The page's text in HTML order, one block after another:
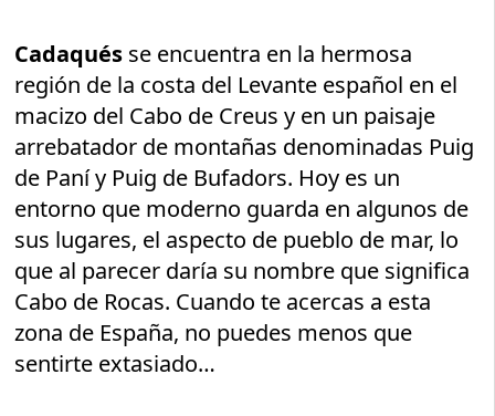
Cadaqués se encuentra en la hermosa
región de la costa del Levante español en el
macizo del Cabo de Creus y en un paisaje
arrebatador de montañas denominadas Puig
de Paní y Puig de Bufadors. Hoy es un
entorno que moderno guarda en algunos de
sus lugares, el aspecto de pueblo de mar, lo
que al parecer daría su nombre que significa
Cabo de Rocas. Cuando te acercas a esta
zona de España, no puedes menos que
sentirte extasiado…